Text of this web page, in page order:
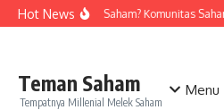
Lewati ke konten
Hot News
Ingin Belajar Saham? Komunitas
Teman Saham
Tempatnya Millenial Melek Saham
Menu